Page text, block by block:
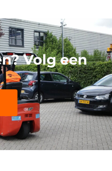
Volg een